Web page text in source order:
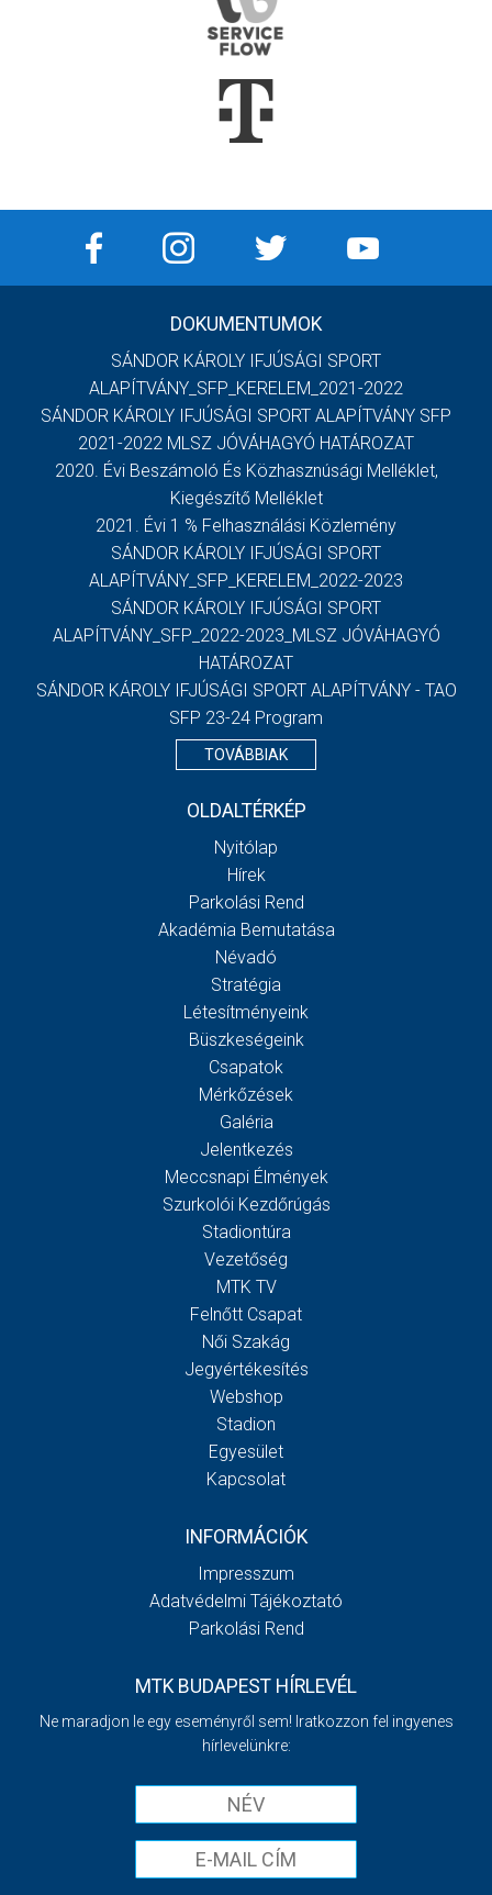
DOKUMENTUMOK
SÁNDOR KÁROLY IFJÚSÁGI SPORT
ALAPÍTVÁNY_SFP_KERELEM_2021-2022
SÁNDOR KÁROLY IFJÚSÁGI SPORT ALAPÍTVÁNY SFP
2021-2022 MLSZ JÓVÁHAGYÓ HATÁROZAT
2020. Évi Beszámoló És Közhasznúsági Melléklet,
Kiegészítő Melléklet
2021. Évi 1 % Felhasználási Közlemény
SÁNDOR KÁROLY IFJÚSÁGI SPORT
ALAPÍTVÁNY_SFP_KERELEM_2022-2023
SÁNDOR KÁROLY IFJÚSÁGI SPORT
ALAPÍTVÁNY_SFP_2022-2023_MLSZ JÓVÁHAGYÓ
HATÁROZAT
SÁNDOR KÁROLY IFJÚSÁGI SPORT ALAPÍTVÁNY - TAO
SFP 23-24 Program
TOVÁBBIAK
OLDALTÉRKÉP
Nyitólap
Hírek
Parkolási Rend
Akadémia Bemutatása
Névadó
Stratégia
Létesítményeink
Büszkeségeink
Csapatok
Mérkőzések
Galéria
Jelentkezés
Meccsnapi Élmények
Szurkolói Kezdőrúgás
Stadiontúra
Vezetőség
MTK TV
Felnőtt Csapat
Női Szakág
Jegyértékesítés
Webshop
Stadion
Egyesület
Kapcsolat
INFORMÁCIÓK
Impresszum
Adatvédelmi Tájékoztató
Parkolási Rend
MTK BUDAPEST HÍRLEVÉL
Ne maradjon le egy eseményről sem! Iratkozzon fel ingyenes
hírlevelünkre: